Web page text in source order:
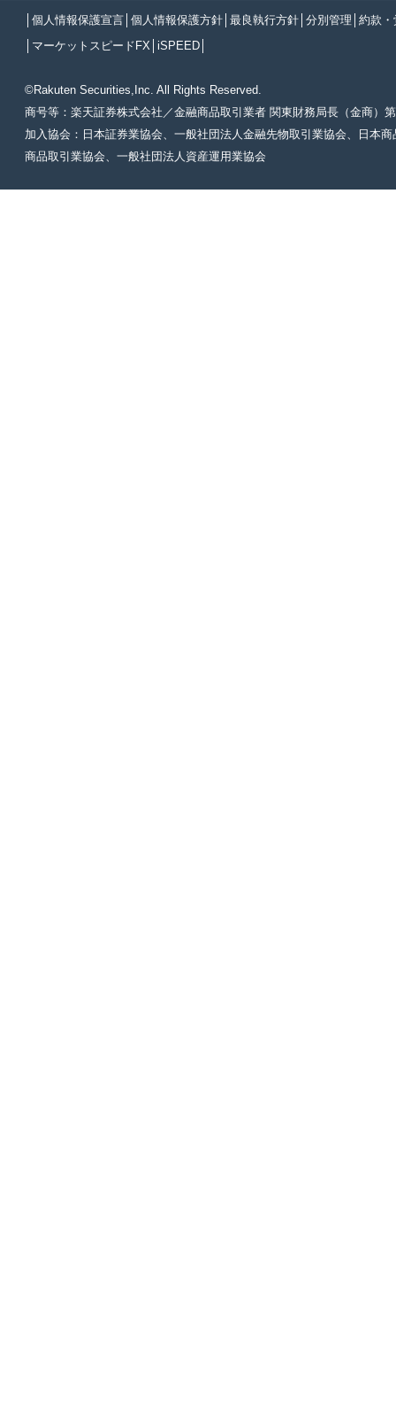
個人情報保護宣言 個人情報保護方針 最良執行方針 分別管理 約款・
マーケットスピードFX iSPEED
©Rakuten Securities,Inc. All Rights Reserved.
商号等：楽天証券株式会社／金融商品取引業者 関東財務局長（金商）
加入協会：日本証券業協会、一般社団法人金融先物取引業協会、日本
商品取引業協会、一般社団法人資産運用業協会